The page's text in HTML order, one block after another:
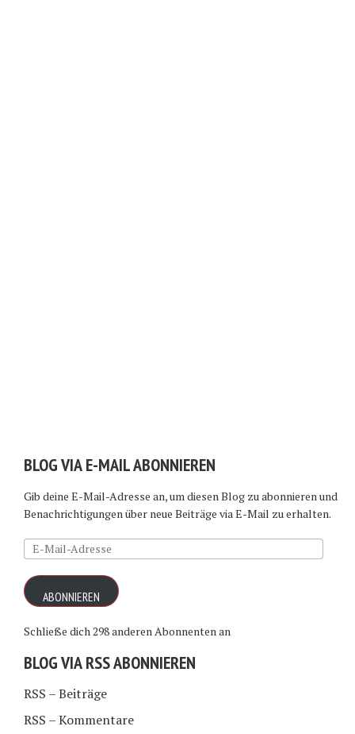
BLOG VIA E-MAIL ABONNIEREN
Gib deine E-Mail-Adresse an, um diesen Blog zu abonnieren und
Benachrichtigungen über neue Beiträge via E-Mail zu erhalten.
E-
Mail-
Adresse
ABONNIEREN
Schließe dich 298 anderen Abonnenten an
BLOG VIA RSS ABONNIEREN
RSS – Beiträge
RSS – Kommentare